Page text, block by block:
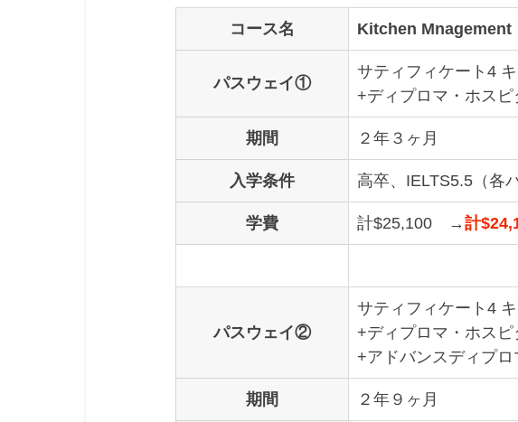
コース名 Kitchen Mnagement
パスウェイ①
サティフィケート4
+ディプロマ・ホス
期間 ２年３ヶ月
入学条件 高卒、IELTS5.5（各
学費 計$25,100　→計
パスウェイ②
サティフィケート4
+ディプロマ・ホス
+アドバンス ディプロ
期間 ２年９ヶ月